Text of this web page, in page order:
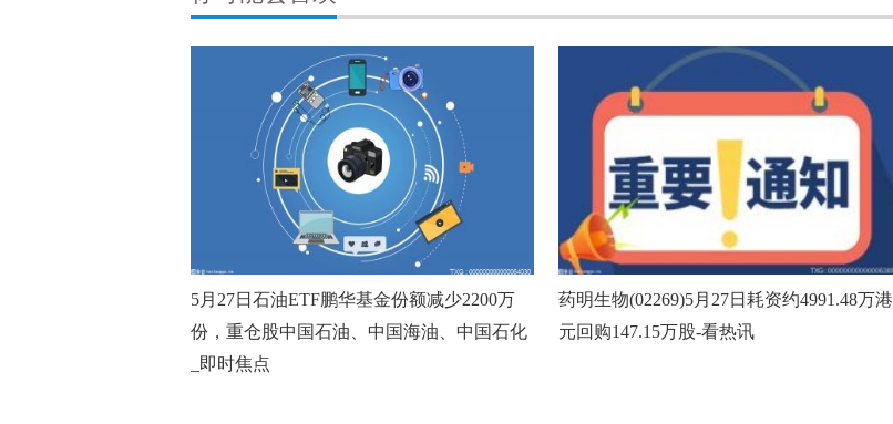
5月27日石油ETF鹏华基金份额减少2200万
份，重仓股中国石油、中国海油、中国石化
_即时焦点
药明生物(02269)5月27日耗资约4991.48万港
元回购147.15万股-看热讯